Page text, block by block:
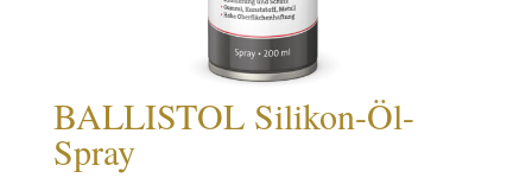
BALLISTOL Silikon-Öl-
Spray